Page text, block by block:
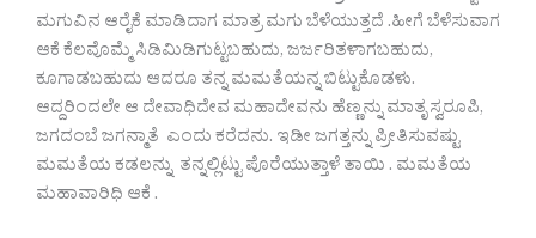
ಮಗುವಿನ ಆರೈಕೆ ಮಾಡಿದಾಗ ಮಾತ್ರ ಮಗು ಬೆಳೆಯುತ್ತದೆ .ಹೀಗೆ ಬೆಳೆಸುವಾಗ
ಆಕೆ ಕೆಲವೊಮ್ಮೆ ಸಿಡಿಮಿಡಿಗುಟ್ಟಬಹುದು, ಜರ್ಜರಿತಳಾಗಬಹುದು,
ಕೂಗಾಡಬಹುದು ಆದರೂ ತನ್ನ ಮಮತೆಯನ್ನ ಬಿಟ್ಟುಕೊಡಳು.
ಆದ್ದರಿಂದಲೇ ಆ ದೇವಾಧಿದೇವ ಮಹಾದೇವನು ಹೆಣ್ಣನ್ನು ಮಾತೃ ಸ್ವರೂಪಿ,
ಜಗದಂಬೆ ಜಗನ್ಮಾತೆ ಎಂದು ಕರೆದನು. ಇಡೀ ಜಗತ್ತನ್ನು ಪ್ರೀತಿಸುವಷ್ಟು
ಮಮತೆಯ ಕಡಲನ್ನು ತನ್ನಲ್ಲಿಟ್ಟು ಪೊರೆಯುತ್ತಾಳೆ ತಾಯಿ . ಮಮತೆಯ
ಮಹಾವಾರಿಧಿ ಆಕೆ .